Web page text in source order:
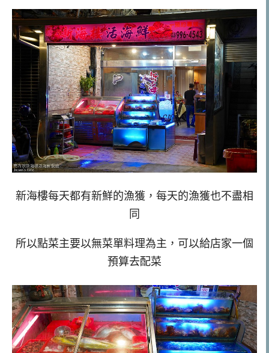
新海樓每天都有新鮮的漁獲，每天的漁獲也不盡相
同
所以點菜主要以無菜單料理為主，可以給店家一個
預算去配菜